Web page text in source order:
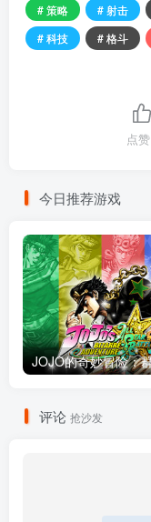
# 策略
# 射击
# 科技
# 格斗
点赞
今日推荐游戏
评论 抢沙发